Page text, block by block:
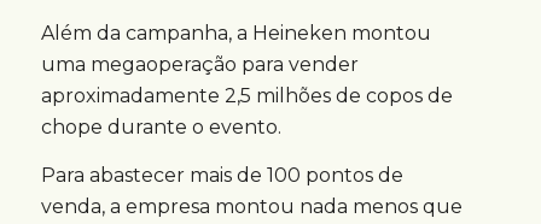
Além da campanha, a Heineken montou
uma megaoperação para vender
aproximadamente 2,5 milhões de copos de
chope durante o evento.
Para abastecer mais de 100 pontos de
venda, a empresa montou nada menos que